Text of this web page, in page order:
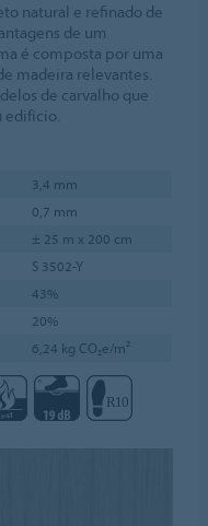
natural e refinado de
de um
é composta por uma
madeira relevantes.
de carvalho que
edifício.
3,4 mm
0,7 mm
± 25 m x 200 cm
S 3502-Y
43%
20%
6,24 kg CO₂e/m²